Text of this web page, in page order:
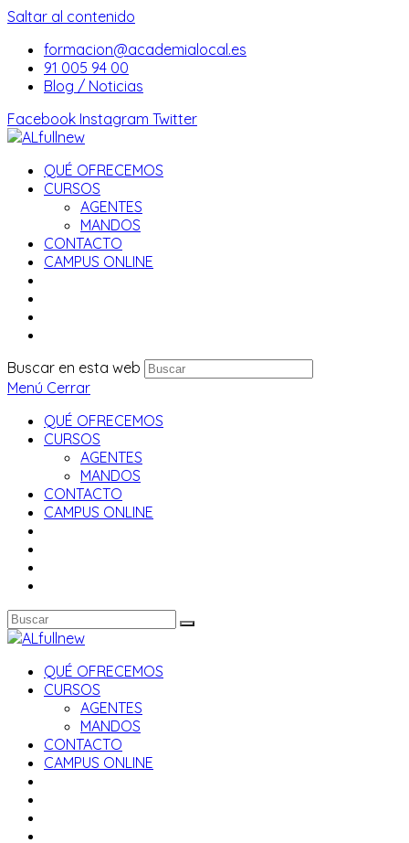
Saltar al contenido
formacion@academialocal.es
91 005 94 00
Blog / Noticias
Facebook Instagram Twitter
QUÉ OFRECEMOS
CURSOS
AGENTES
MANDOS
CONTACTO
CAMPUS ONLINE
Buscar en esta web
Menú Cerrar
QUÉ OFRECEMOS
CURSOS
AGENTES
MANDOS
CONTACTO
CAMPUS ONLINE
QUÉ OFRECEMOS
CURSOS
AGENTES
MANDOS
CONTACTO
CAMPUS ONLINE